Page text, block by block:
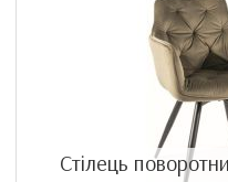
Стілець